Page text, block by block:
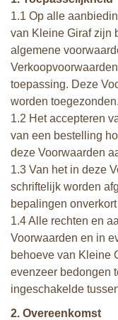
1.1 Op alle
van Kleine Giraf zijn
algemene
toepassing. Deze
worden toegezonden.
1.2 Het accepteren
van een bestelling
deze Voorwaarden
1.3 Van het in deze
schriftelijk worden
bepalingen
1.4 Alle rechten en
Voorwaarden en in
behoeve van Kleine
evenzeer bedongen
ingeschakelde
2. Overeenkomst